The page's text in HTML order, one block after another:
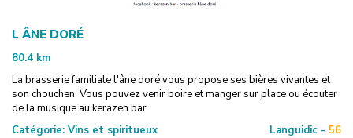
L ÂNE DORÉ
80.4 km
La brasserie familiale l'âne doré vous propose ses bières vivantes et
son chouchen. Vous pouvez venir boire et manger sur place ou écouter
de la musique au kerazen bar
Catégorie: Vins et spiritueux Languidic - 56